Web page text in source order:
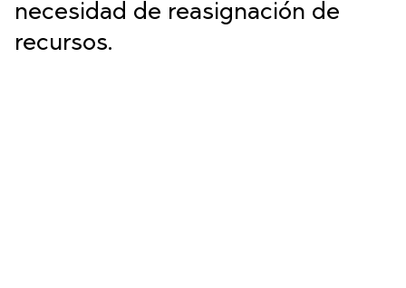
necesidad de reasignación de
recursos.